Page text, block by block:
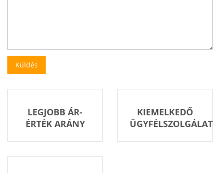
LEGJOBB ÁR-
ÉRTÉK ARÁNY
KIEMELKEDŐ
ÜGYFÉLSZOLGÁLAT